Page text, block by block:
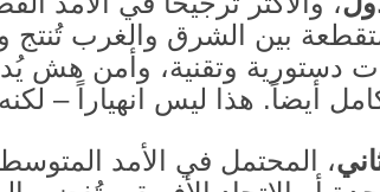
بين الشرق والغرب تُنتج
دستورية وتقنية، وأمن هش
أيضاً. هذا ليس انهياراً –
، المحتمل في الأمد